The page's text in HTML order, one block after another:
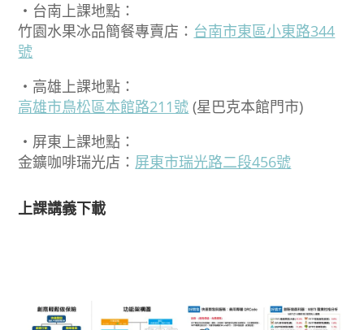
‧台南上課地點：
竹園水果冰品簡餐專賣店： 台南市東區小東路344
號
‧高雄上課地點：
高雄市鳥松區本館路211號 (星巴克本館門市)
‧屏東上課地點：
金鑛咖啡瑞光店： 屏東市瑞光路二段456號
上課講義下載